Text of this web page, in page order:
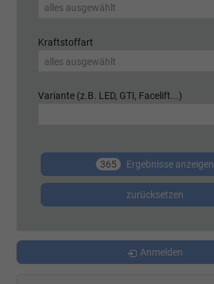
alles ausgewählt
Kraftstoffart
alles ausgewählt
Variante (z.B. LED, GTI, Facelift...)
365 Ergebnisse anzeigen
zurücksetzen
Anmelden